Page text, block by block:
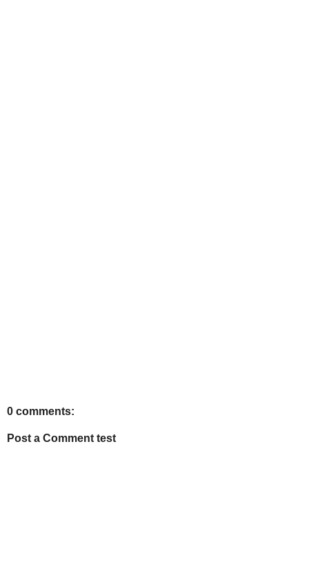
0 comments:
Post a Comment test